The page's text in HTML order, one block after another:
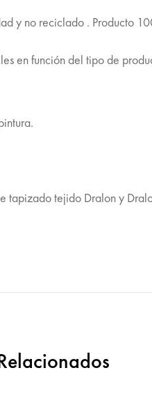
y no reciclado . Producto
en función del tipo de
tejido Dralon y